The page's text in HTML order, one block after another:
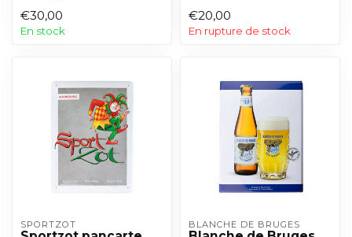
€30,00
En stock
€20,00
En rupture de stock
SPORTZOT BLANCHE DE BRUGES